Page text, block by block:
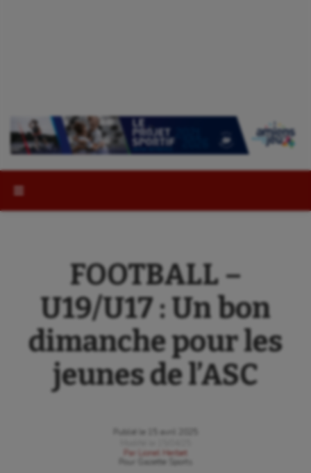
FOOTBALL –
U19/U17 : Un bon
dimanche pour les
jeunes de l’ASC
Publié le
15 avril 2025
Par
Lionel Herbet
Gazette Sports